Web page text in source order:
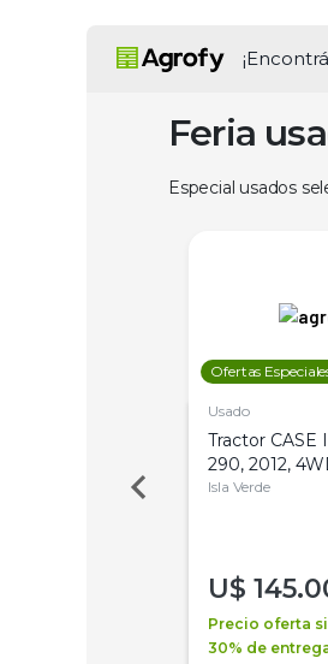
Feria
Especial usados
Ofertas
Usado
Tractor CASE
290, 2012,
Isla Verde
U$
Precio oferta
30% de